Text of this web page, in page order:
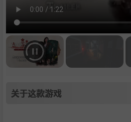
关于这款游戏